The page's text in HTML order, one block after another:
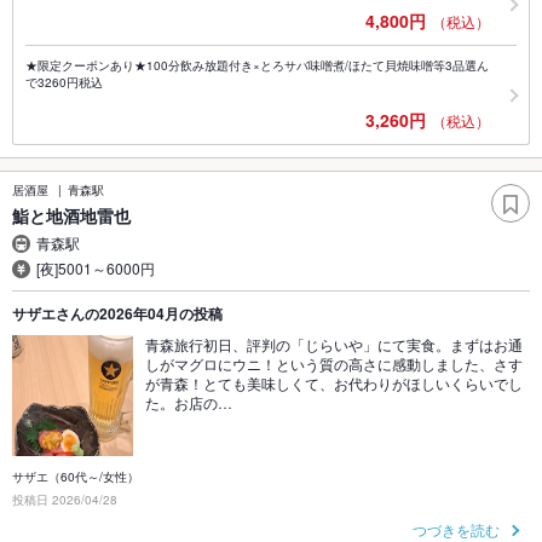
4,800円 （税込）
★限定クーポンあり★100分飲み放題付き×とろサバ味噌煮/ほたて貝焼味噌等3品選ん
で3260円税込
3,260円 （税込）
居酒屋 青森駅
鮨と地酒地雷也
青森駅
[夜]5001～6000円
サザエさんの2026年04月の投稿
青森旅行初日、評判の「じらいや」にて実食。まずはお通
しがマグロにウニ！という質の高さに感動しました、さす
が青森！とても美味しくて、お代わりがほしいくらいでし
た。お店の…
サザエ（60代～/女性）
投稿日 2026/04/28
つづきを読む